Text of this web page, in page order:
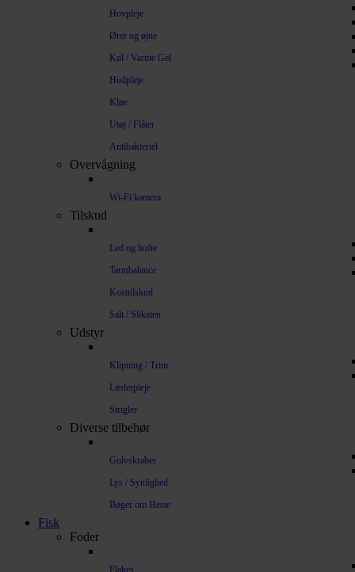
Hovpleje
Ører og øjne
Køl / Varme Gel
Hudpleje
Kløe
Utøj / Flåter
Antibakteriel
Overvågning
Wi-Fi kamera
Tilskud
Led og hofte
Tarmbalance
Kosttilskud
Salt / Sliksten
Udstyr
Klipning / Trim
Læderpleje
Strigler
Diverse tilbehør
Gulvskraber
Lys / Synlighed
Bøger om Heste
Fisk
Foder
Flakes